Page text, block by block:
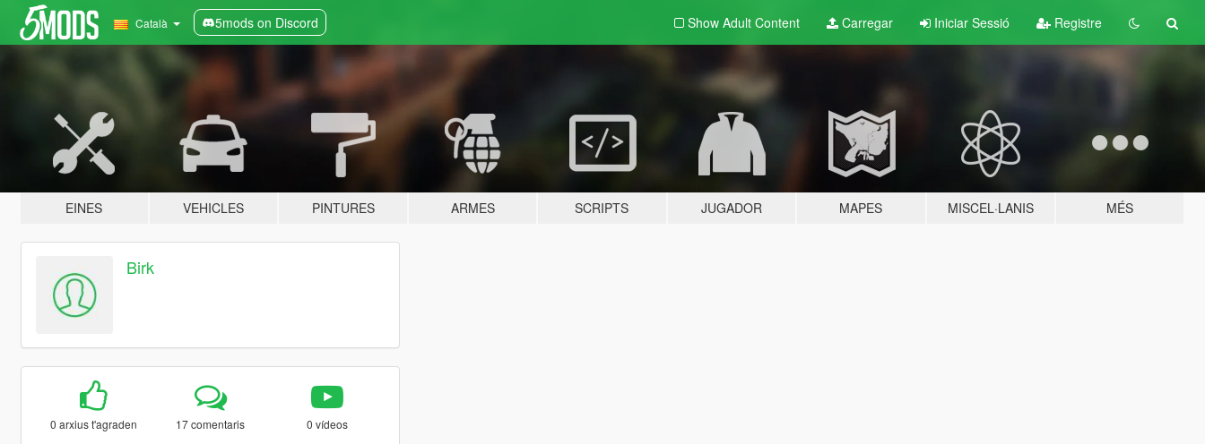
Català 5mods on Discord Show Adult Content Carregar Iniciar Sessió Registre
EINES VEHICLES PINTURES ARMES SCRIPTS JUGADOR MAPES MISCEL·LANIS MÉS
Birk
0 arxius t'agraden 17 comentaris 0 vídeos